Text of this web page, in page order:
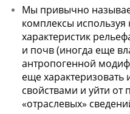
Мы привычно
комплексы
характеристик
и почв (иногда еще
антропогенной
еще характеризовать
свойствами и уйти
«отраслевых»